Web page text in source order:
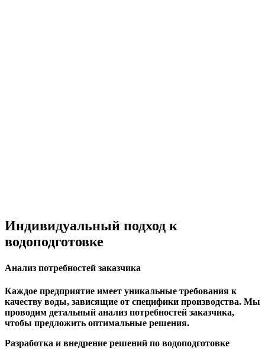
Индивидуальный подход к
водоподготовке
Анализ потребностей заказчика
Каждое предприятие имеет уникальные требования к
качеству воды, зависящие от специфики производства. Мы
проводим детальный анализ потребностей заказчика,
чтобы предложить оптимальные решения.
Разработка и внедрение решений по водоподготовке